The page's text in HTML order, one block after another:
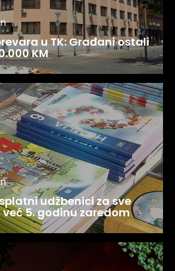
u TK: Građani ostali
KM
udžbenici za sve
već 5. godinu zaredom